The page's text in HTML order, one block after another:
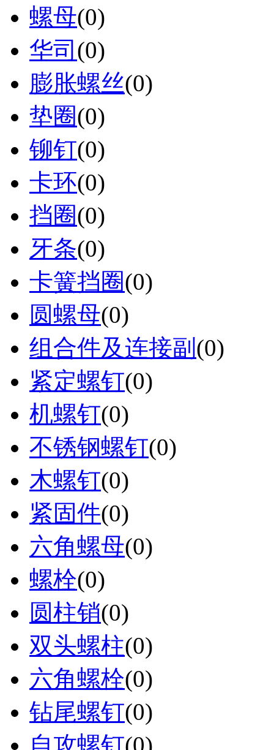
螺母(0)
华司 (0)
膨胀螺丝(0)
垫圈(0)
铆钉(0)
卡环(0)
挡圈(0)
牙条(0)
卡簧挡圈(0)
圆螺母(0)
组合件及连接副 (0)
紧定螺钉(0)
机螺钉(0)
不锈钢螺钉(0)
木螺钉(0)
紧固件(0)
六角螺母(0)
螺栓(0)
圆柱销(0)
双头螺柱(0)
六角螺栓(0)
钻尾螺钉(0)